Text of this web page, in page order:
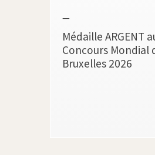
—
Médaille ARGENT
Concours Mondial
Bruxelles 2026